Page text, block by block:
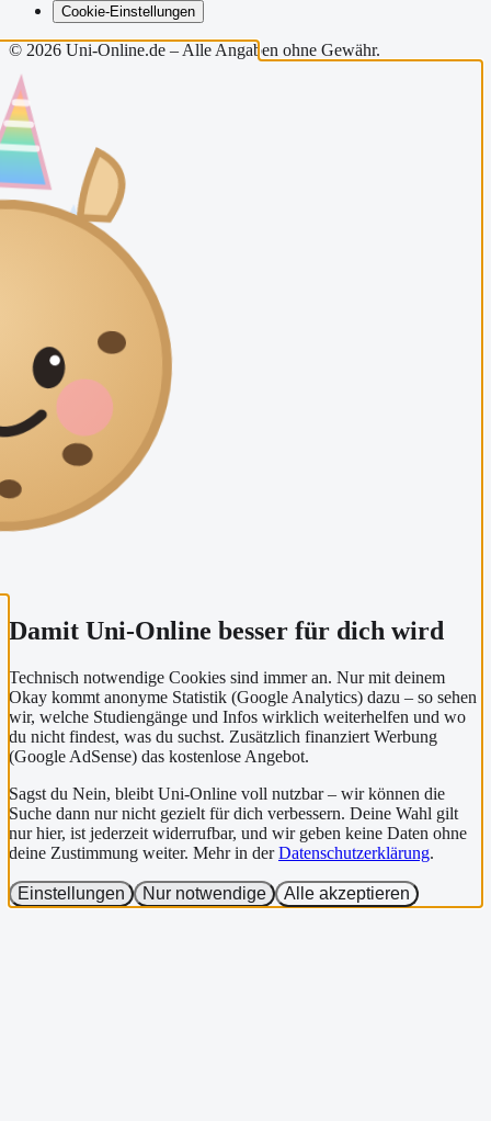
Cookie-Einstellungen
© 2026 Uni-Online.de – Alle Angaben ohne Gewähr.
Damit Uni-Online besser für dich wird
Technisch notwendige Cookies sind immer an. Nur mit deinem
Okay kommt anonyme Statistik (Google Analytics) dazu – so sehen
wir, welche Studiengänge und Infos wirklich weiterhelfen und wo
du nicht findest, was du suchst. Zusätzlich finanziert Werbung
(Google AdSense) das kostenlose Angebot.
Sagst du Nein, bleibt Uni-Online voll nutzbar – wir können die
Suche dann nur nicht gezielt für dich verbessern. Deine Wahl gilt
nur hier, ist jederzeit widerrufbar, und wir geben keine Daten ohne
deine Zustimmung weiter. Mehr in der Datenschutzerklärung.
Einstellungen Nur notwendige Alle akzeptieren